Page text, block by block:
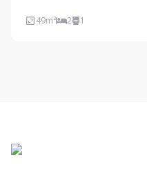
permuta por apartamento
nessa região!
49m² 2 1